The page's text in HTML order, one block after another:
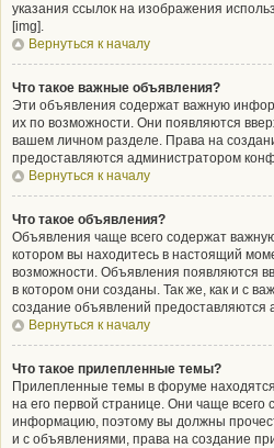
указания ссылок на изображения
[img].
Вернуться к началу
Что такое важные объявления?
Эти объявления содержат важную
их по возможности. Они появляются
вашем личном разделе. Права на
предоставляются администратором
Вернуться к началу
Что такое объявления?
Объявления чаще всего содержат
котором вы находитесь в настоящий
возможности. Объявления появляются
в котором они созданы. Так же, как и с
создание объявлений предоставляются
Вернуться к началу
Что такое прилепленные темы?
Прилепленные темы в форуме
на его первой странице. Они чаще всего
информацию, поэтому вы должны
и с объявлениями, права на создание